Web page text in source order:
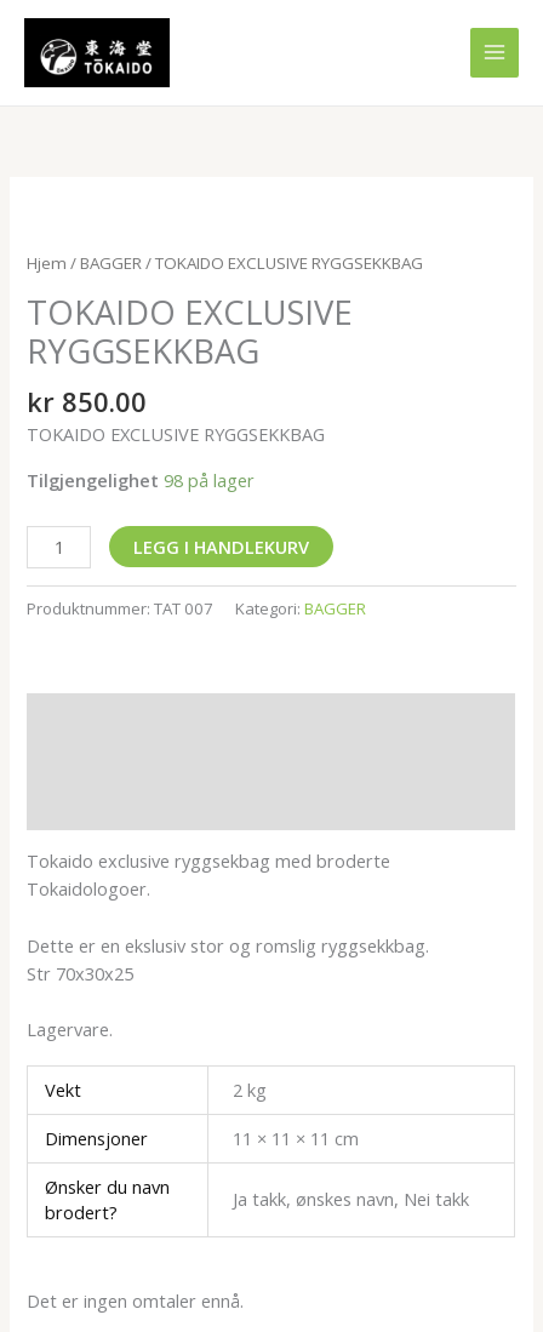
Hopp
Hjem / BAGGER/ TOKAIDO EXCLUSIVE RYGGSEKKBAG
TOKAIDO EXCLUSIVE
RYGGSEKKBAG
kr 850.00
TOKAIDO EXCLUSIVE RYGGSEKKBAG
Tilgjengelighet 98 på lager
RYGGSEKKBAG
LEGG I HANDLEKURV
Produktnummer:TAT 007 Kategori:BAGGER
Tokaido exclusive ryggsekbag med broderte
Tokaidologoer.
Dette er en ekslusiv stor og romslig ryggsekkbag.
Str 70x30x25
Lagervare.
Vekt
2 kg
Dimensjoner
11 × 11 × 11 cm
Ønsker du navn
brodert?
Ja takk, ønskes navn, Nei takk
Det er ingen omtaler ennå.